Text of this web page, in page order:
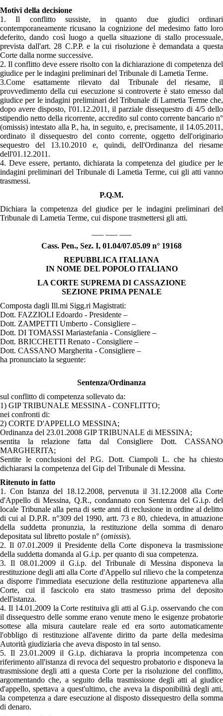
Motivi della decisione
1. Il conflitto sussiste, in quanto due giudici ordinari
contemporaneamente ricusano la cognizione del medesimo fatto loro
deferito, dando così luogo a quella situazione di stallo processuale,
prevista dall'art. 28 C.P.P. e la cui risoluzione è demandata a questa
Corte dalla norme successive.
2. Il conflitto deve essere risolto con la dichiarazione di competenza del
giudice per le indagini preliminari del Tribunale di Lametia Terme.
3.Come esattamente rilevato dal Tribunale del riesame, il
provvedimento della cui esecuzione si controverte è stato emesso dal
giudice per le indagini preliminari del Tribunale di Lametia Terme che,
dopo avere disposto, l'01.12.2011, il parziale dissequestro di 4/5 dello
stipendio netto della ricorrente, accredito sul conto corrente bancario n°
(omissis) intestato alla P., ha, in seguito, e, precisamente, il 14.05.2011,
ordinato il dissequestro del conto corrente, oggetto dell'originario
sequestro del 13.10.2010 e, quindi, dell'Ordinanza del riesame
dell'01.12.2011.
4. Deve essere, pertanto, dichiarata la competenza del giudice per le
indagini preliminari del Tribunale di Lametia Terme, cui gli atti vanno
trasmessi.
P.Q.M.
Dichiara la competenza del giudice per le indagini preliminari del
Tribunale di Lametia Terme, cui dispone trasmettersi gli atti.
Cass. Pen., Sez. I, 01.04/07.05.09 n° 19168
REPUBBLICA ITALIANA
IN NOME DEL POPOLO ITALIANO
LA CORTE SUPREMADI CASSAZIONE
SEZIONE PRIMA PENALE
Composta dagli Ill.mi Sigg.ri Magistrati:
Dott. FAZZIOLI Edoardo - Presidente –
Dott. ZAMPETTI Umberto - Consigliere –
Dott. DI TOMASSI Mariastefania - Consigliere –
Dott. BRICCHETTI Renato - Consigliere –
Dott. CASSANO Margherita - Consigliere –
ha pronunciato la seguente:
Sentenza/Ordinanza
sul conflitto di competenza sollevato da:
1) GIP TRIBUNALE MESSINA - CONFLITTO;
nei confronti di:
2) CORTE D'APPELLO MESSINA;
Ordinanza del 23.01.2008 GIP TRIBUNALE di MESSINA;
sentita la relazione fatta dal Consigliere Dott. CASSANO
MARGHERITA;
Sentite le conclusioni del P.G. Dott. Ciampoli L. che ha chiesto
dichiararsi la competenza del Gip del Tribunale di Messina.
Ritenuto in fatto
1. Con Istanza del 18.12.2008, pervenuta il 31.12.2008 alla Corte
d'Appello di Messina, Q.R., condannato con Sentenza del G.i.p. del
locale Tribunale alla pena di sette anni di reclusione in ordine al delitto
di cui al D.P.R. n°309 del 1990, artt. 73 e 80, chiedeva, in attuazione
della suddetta pronunzia, la restituzione della somma di denaro
depositata sul libretto postale n° (omissis).
2. Il 07.01.2009 il Presidente della Corte disponeva la trasmissione
della suddetta domanda al G.i.p. per quanto di sua competenza.
3. Il 08.01.2009 il G.i.p. del Tribunale di Messina disponeva la
restituzione degli atti alla Corte d'Appello sul rilievo che la competenza
a disporre l'immediata esecuzione della restituzione apparteneva alla
Corte, cui il fascicolo era stato trasmesso prima del deposito
dell'istanza.
4. Il 14.01.2009 la Corte restituiva gli atti al G.i.p. osservando che con
il dissequestro delle somme erano venute meno le esigenze probatorie
sottese alla misura cautelare reale ed era sorto automaticamente
l'obbligo di restituzione all'avente diritto da parte della medesima
Autorità giudiziaria che aveva disposto in tal senso.
5. Il 23.01.2009 il G.i.p. dichiarava la propria incompetenza con
riferimento all'istanza di revoca del sequestro probatorio e disponeva la
trasmissione degli atti a questa Corte per la risoluzione del conflitto,
argomentando che, a seguito della trasmissione degli atti al giudice
d'appello, spettava a quest'ultimo, che aveva la disponibilità degli atti,
la competenza a dare esecuzione al disposto dissequestro della somma
di denaro.